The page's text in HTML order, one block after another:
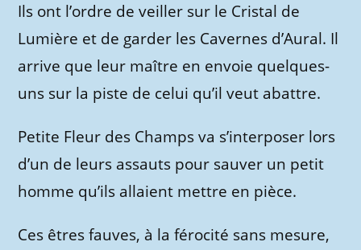
Ils ont l’ordre de veiller sur le Cristal de
Lumière et de garder les Cavernes d’Aural. Il
arrive que leur maître en envoie quelques-
uns sur la piste de celui qu’il veut abattre.
Petite Fleur des Champs va s’interposer lors
d’un de leurs assauts pour sauver un petit
homme qu’ils allaient mettre en pièce.
Ces êtres fauves, à la férocité sans mesure,